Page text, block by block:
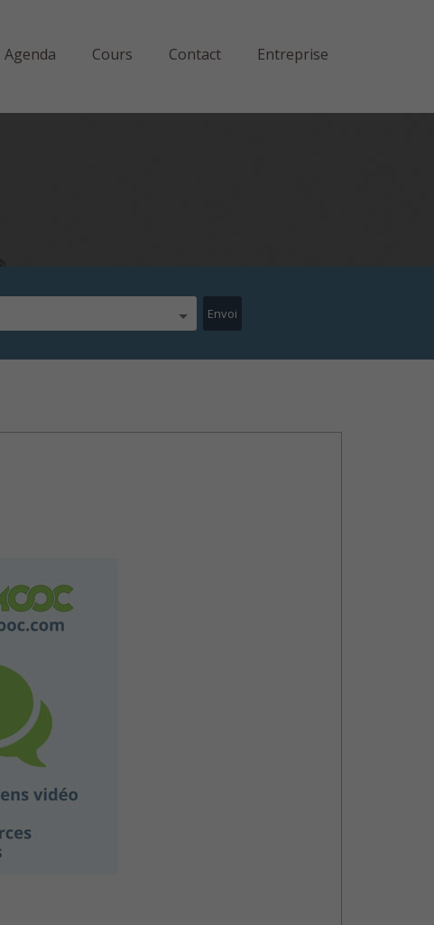
Agenda Cours Contact Entreprise